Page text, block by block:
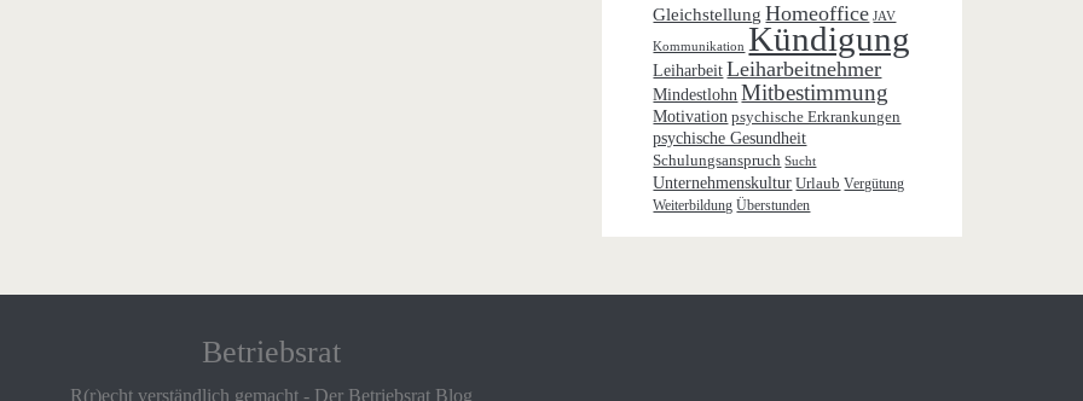
Gleichstellung Homeoffice JAV
Kommunikation Kündigung
Leiharbeit Leiharbeitnehmer
Mindestlohn Mitbestimmung
Motivation psychische Erkrankungen
psychische Gesundheit
Schulungsanspruch Sucht
Unternehmenskultur Urlaub Vergütung
Weiterbildung Überstunden
Betriebsrat
R(r)echt verständlich gemacht - Der Betriebsrat Blog